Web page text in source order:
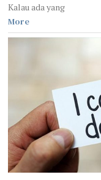
Kalau ada yang
More